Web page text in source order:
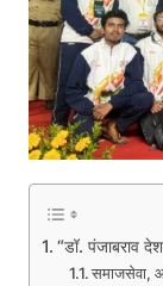
“डॉ. पंजाबराव
समाजसेवा,